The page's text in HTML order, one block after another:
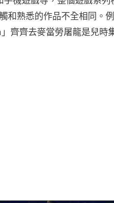
和熟悉的作品不全相同。
齊齊去麥當勞屠龍是兒時